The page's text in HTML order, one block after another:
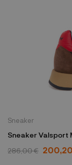
Sneaker
Sneaker Valsport
286,00 €